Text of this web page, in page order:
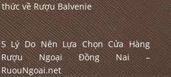
thức về Rượu Balvenie
5 Lý Do Nên Lựa Chọn Cửa Hàng
Rượu Ngoại Đồng Nai –
RuouNgoai.net